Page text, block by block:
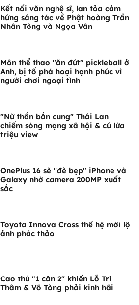
Kết nối văn nghệ sĩ, lan tỏa cảm
hứng sáng tác về Phật hoàng Trần
Nhân Tông và Ngọa Vân
Môn thể thao "ăn đứt" pickleball ở
Anh, bị tố phá hoại hạnh phúc vì
người chơi ngoại tình
"Nữ thần bắn cung" Thái Lan
chiếm sóng mạng xã hội & cú lừa
triệu view
OnePlus 16 sẽ "đè bẹp" iPhone và
Galaxy nhờ camera 200MP xuất
sắc
Toyota Innova Cross thế hệ mới lộ
ảnh phác thảo
Cao thủ "1 cân 2" khiến Lỗ Trí
Thâm & Võ Tòng phải kinh hãi